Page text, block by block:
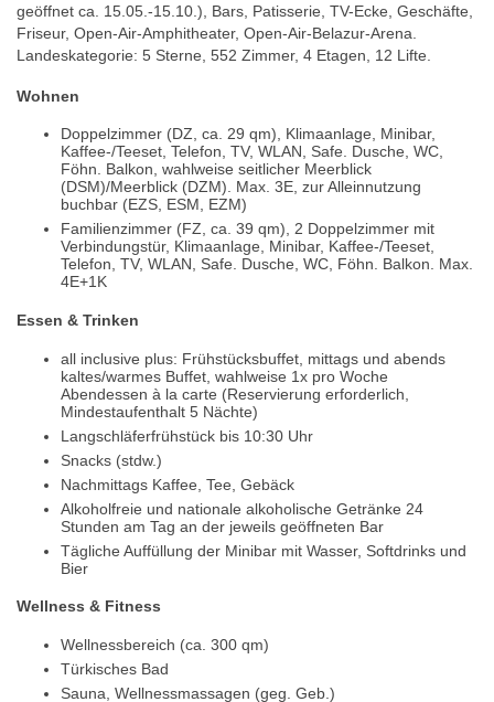
geöffnet ca. 15.05.-15.10.), Bars, Patisserie, TV-Ecke, Geschäfte,
Friseur, Open-Air-Amphitheater, Open-Air-Belazur-Arena.
Landeskategorie: 5 Sterne, 552 Zimmer, 4 Etagen, 12 Lifte.
Wohnen
Doppelzimmer (DZ, ca. 29 qm), Klimaanlage, Minibar,
Kaffee-/Teeset, Telefon, TV, WLAN, Safe. Dusche, WC,
Föhn. Balkon, wahlweise seitlicher Meerblick
(DSM)/Meerblick (DZM). Max. 3E, zur Alleinnutzung
buchbar (EZS, ESM, EZM)
Familienzimmer (FZ, ca. 39 qm), 2 Doppelzimmer mit
Verbindungstür, Klimaanlage, Minibar, Kaffee-/Teeset,
Telefon, TV, WLAN, Safe. Dusche, WC, Föhn. Balkon. Max.
4E+1K
Essen & Trinken
all inclusive plus: Frühstücksbuffet, mittags und abends
kaltes/warmes Buffet, wahlweise 1x pro Woche
Abendessen à la carte (Reservierung erforderlich,
Mindestaufenthalt 5 Nächte)
Langschläferfrühstück bis 10:30 Uhr
Snacks (stdw.)
Nachmittags Kaffee, Tee, Gebäck
Alkoholfreie und nationale alkoholische Getränke 24
Stunden am Tag an der jeweils geöffneten Bar
Tägliche Auffüllung der Minibar mit Wasser, Softdrinks und
Bier
Wellness & Fitness
Wellnessbereich (ca. 300 qm)
Türkisches Bad
Sauna, Wellnessmassagen (geg. Geb.)